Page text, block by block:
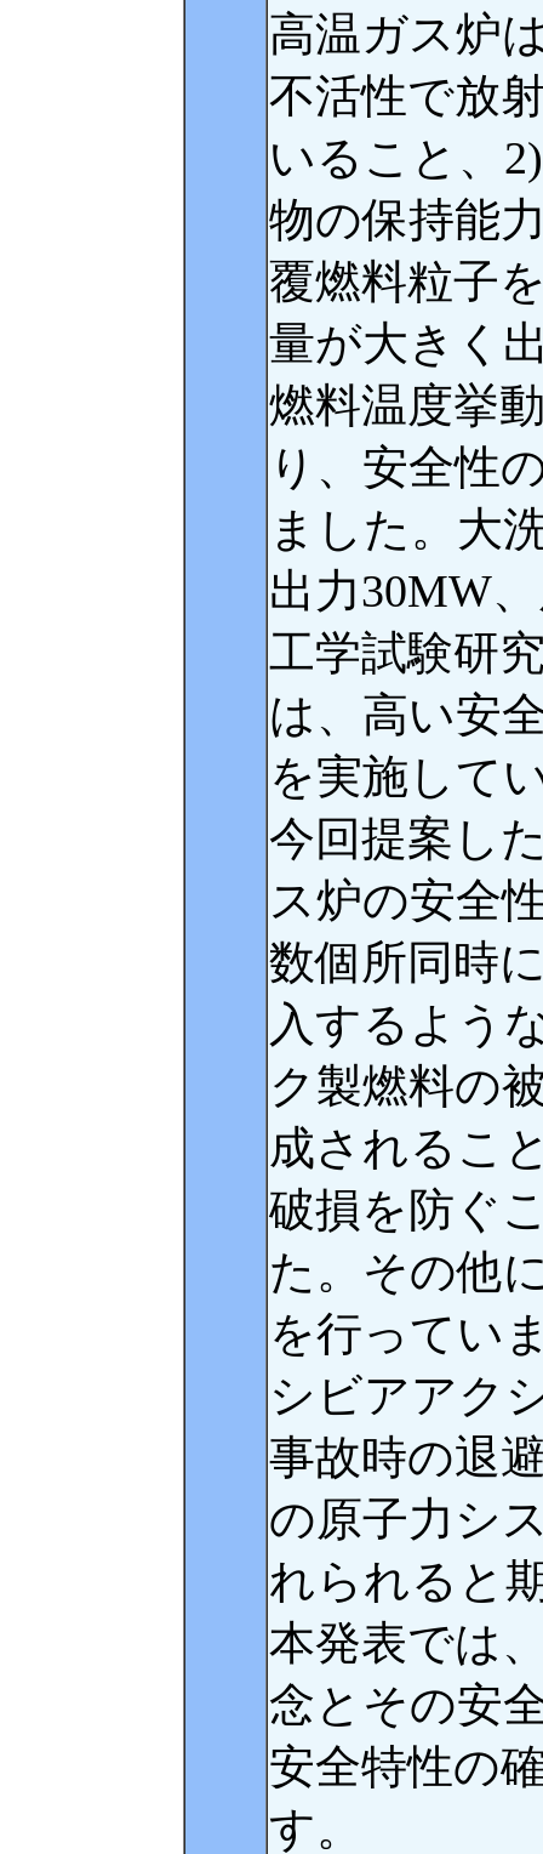
高温ガス炉
不活性で放
いること、
物の保持能
覆燃料粒子
量が大きく
燃料温度挙
り、安全性
ました。大
出力30MW
工学試験研
は、高い安
を実施して
今回提案し
ス炉の安全
数個所同時
入するよう
ク製燃料の
成されるこ
破損を防ぐ
た。その他
を行ってい
シビアアク
事故時の退
の原子力シ
れられると
本発表では
念とその安
安全特性の
す。